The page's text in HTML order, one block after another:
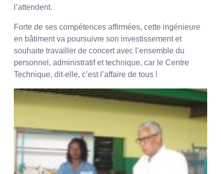
l’attendent.
Forte de ses compétences affirmées, cette ingénieure
en bâtiment va poursuivre son investissement et
souhaite travailler de concert avec l’ensemble du
personnel, administratif et technique, car le Centre
Technique, dit-elle, c’est l’affaire de tous !